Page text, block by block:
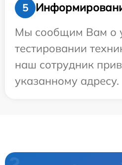
5
Мы сообщим Вам о
тестировании
наш сотрудник
указанному адресу.